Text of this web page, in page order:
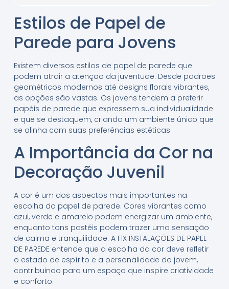
Estilos de Papel de
Parede para Jovens
Existem diversos estilos de papel de parede que
podem atrair a atenção da juventude. Desde padrões
geométricos modernos até designs florais vibrantes,
as opções são vastas. Os jovens tendem a preferir
papéis de parede que expressem sua individualidade
e que se destaquem, criando um ambiente único que
se alinha com suas preferências estéticas.
A Importância da Cor na
Decoração Juvenil
A cor é um dos aspectos mais importantes na
escolha do papel de parede. Cores vibrantes como
azul, verde e amarelo podem energizar um ambiente,
enquanto tons pastéis podem trazer uma sensação
de calma e tranquilidade. A FIX INSTALAÇÕES DE PAPEL
DE PAREDE entende que a escolha da cor deve refletir
o estado de espírito e a personalidade do jovem,
contribuindo para um espaço que inspire criatividade
e conforto.